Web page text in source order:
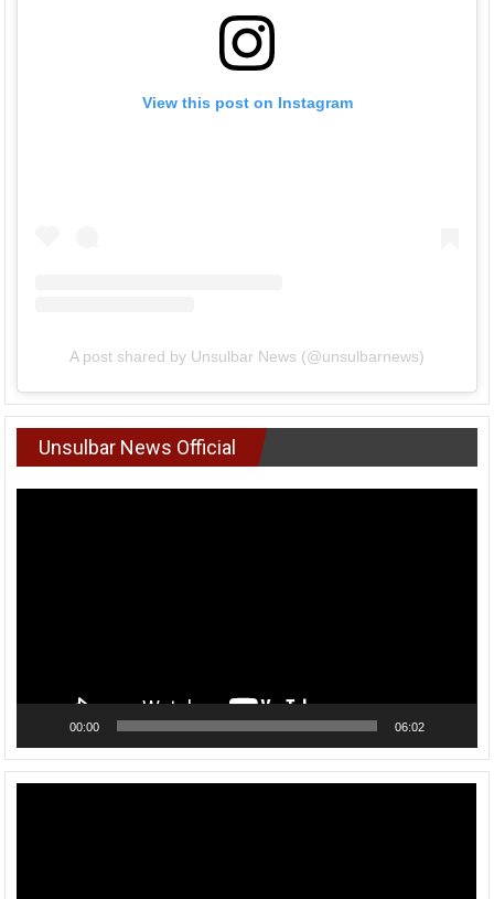
View this post on Instagram
A post shared by Unsulbar News (@unsulbarnews)
Unsulbar News Official
00:00 06:02